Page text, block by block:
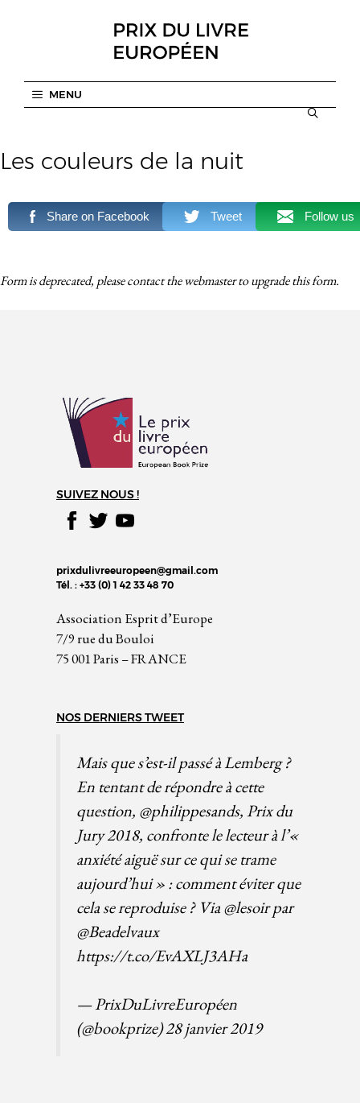
MENU
Les couleurs de la nuit
Share on Facebook Tweet Follow us
Form is deprecated, please contact the webmaster toupgradethis form.
SUIVEZ NOUS !
prixdulivreeuropeen@gmail.com
Tél. : +33 (0) 1 42 33 48 70
Association Esprit d’Europe
7/9 rue du Bouloi
75 001 Paris – FRANCE
NOS DERNIERS TWEET
Mais que s’est-il passé à Lemberg ?
En tentant de répondre à cette
question, @philippesands, Prix du
Jury 2018, confronte le lecteur à l’«
anxiété aiguë sur ce qui se trame
aujourd’hui » : comment éviter que
cela se reproduise ? Via@lesoirpar
@Beadelvaux
https://t.co/EvAXLJ3AHa
— PrixDuLivreEuropéen
(@bookprize)28 janvier 2019